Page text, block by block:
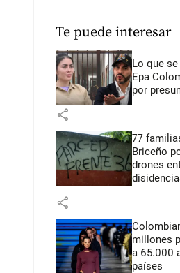
Te puede interesar
Lo que
Epa
por
share
77
Briceño
drones
share
millones
a 65.000
países